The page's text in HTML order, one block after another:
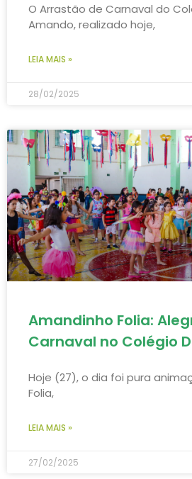
O Arrastão de Carnaval do
Amando, realizado hoje,
LEIA MAIS »
28/02/2025
Amandinho Folia:
Carnaval no Colégio
Hoje (27), o dia foi pura
Folia,
LEIA MAIS »
27/02/2025